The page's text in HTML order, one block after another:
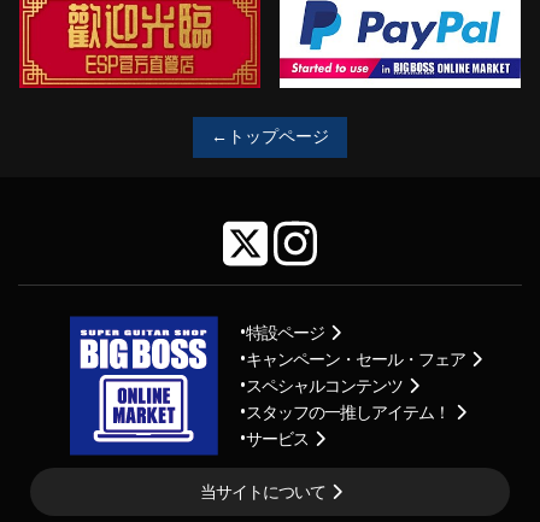
←トップページ
特設ページ
キャンペーン・セール・フェア
スペシャルコンテンツ
スタッフの一推しアイテム！
サービス
当サイトについて